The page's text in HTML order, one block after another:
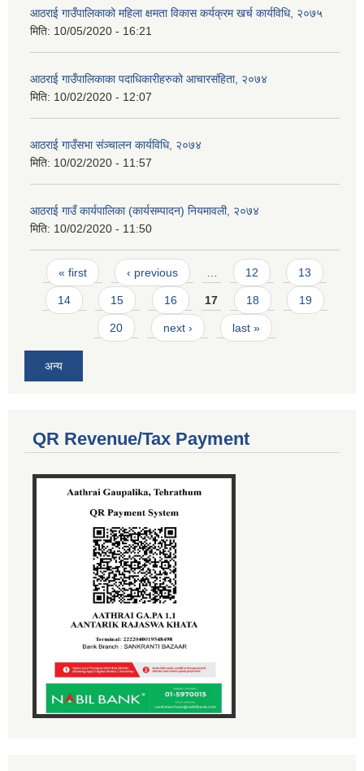
आठराई गाउँपालिकाको महिला क्षमता विकास कर्यक्रम खर्च कार्यविधि, २०७५
मिति: 10/05/2020 - 16:21
आठराई गाउँपालिकाका पदाधिकारीहरुको आचारसंहिता, २०७४
मिति: 10/02/2020 - 12:07
आठराई गाउँसभा संञ्चालन कार्यविधि, २०७४
मिति: 10/02/2020 - 11:57
आठराई गाउँ कार्यपालिका (कार्यसम्पादन) नियमावली, २०७४
मिति: 10/02/2020 - 11:50
Pages
« first ‹ previous … 12 13
14 15 16 17 18 19
20 next › last »
अन्य
QR Revenue/Tax Payment